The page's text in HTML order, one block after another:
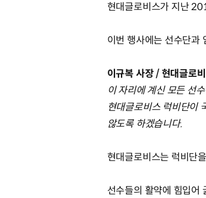
현대글로비스가 지난
이번 행사에는 선수단과
이규복 사장 / 현대글로
이 자리에 계신 모든 선
현대글로비스 럭비단이
않도록 하겠습니다.
현대글로비스는 럭비단
선수들의 활약에 힘입어